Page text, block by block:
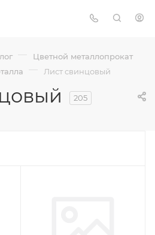
— Цветной металлопрокат
— Лист свинцовый
205